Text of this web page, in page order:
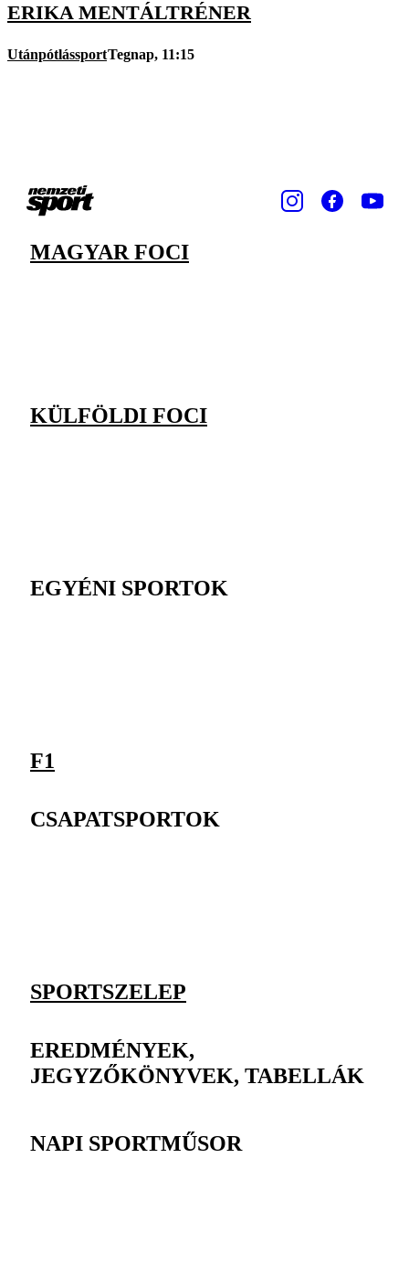
ERIKA MENTÁLTRÉNER
UtánpótlássportTegnap, 11:15
MAGYAR FOCI
KÜLFÖLDI FOCI
EGYÉNI SPORTOK
F1
CSAPATSPORTOK
SPORTSZELEP
EREDMÉNYEK,
JEGYZŐKÖNYVEK, TABELLÁK
NAPI SPORTMŰSOR